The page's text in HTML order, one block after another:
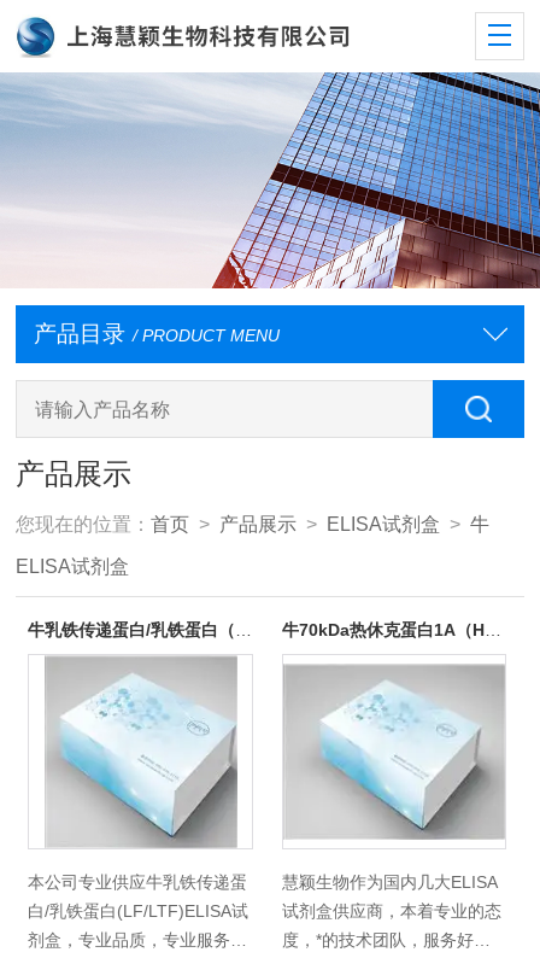
产品目录 / PRODUCT MENU
产品展示
您现在的位置：首页 > 产品展示 > ELISA试剂盒 >牛
ELISA试剂盒
本公司专业供应牛乳铁传递蛋
白/乳铁蛋白(LF/LTF)ELISA试
剂盒，专业品质，专业服务；
牛70kDa热休克蛋白1A（HSPA1A）ELISA试剂盒
慧颖生物作为国内几大ELISA
试剂盒供应商，本着专业的态
度，*的技术团队，服务好每